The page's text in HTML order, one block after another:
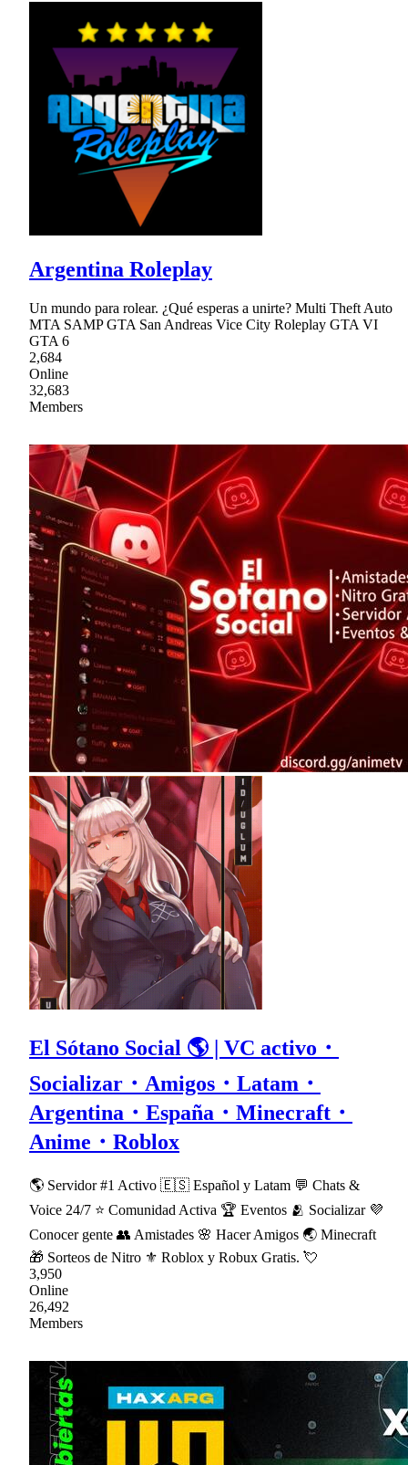
Argentina Roleplay
Un mundo para rolear. ¿Qué esperas a unirte? Multi Theft Auto
MTA SAMP GTA San Andreas Vice City Roleplay GTA VI
GTA 6
2,684
Online
32,683
Members
El Sótano Social 🌎 | VC activo・
Socializar・Amigos・Latam・
Argentina・España・Minecraft・
Anime・Roblox
🌎 Servidor #1 Activo 🇪🇸 Español y Latam 💬 Chats &
Voice 24/7 ⭐ Comunidad Activa 🏆 Eventos 🫂 Socializar 💜
Conocer gente 👥 Amistades 🌸 Hacer Amigos 🌏 Minecraft
🎁 Sorteos de Nitro ⚜ Roblox y Robux Gratis. 💘
3,950
Online
26,492
Members